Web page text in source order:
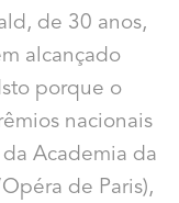
de 30 anos,
alcançado
porque o
nacionais
Academia da
de Paris),